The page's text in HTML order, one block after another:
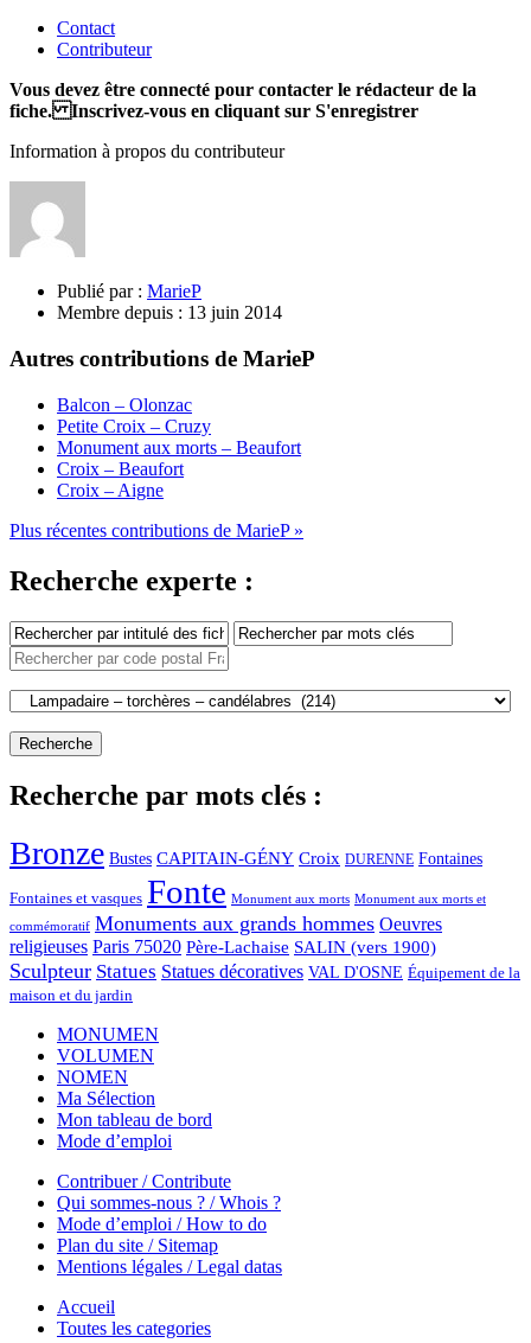
Contact
Contributeur
Vous devez être connecté pour contacter le rédacteur de la
fiche. Inscrivez-vous en cliquant sur S'enregistrer
Information à propos du contributeur
Publié par : MarieP
Membre depuis : 13 juin 2014
Autres contributions de MarieP
Balcon – Olonzac
Petite Croix – Cruzy
Monument aux morts – Beaufort
Croix – Beaufort
Croix – Aigne
Plus récentes contributions de MarieP »
Recherche experte :
Recherche par mots clés :
Bronze Bustes CAPITAIN-GÉNY Croix DURENNE Fontaines
Fontaines et vasques Fonte Monument aux morts Monument aux morts et
commémoratif Monuments aux grands hommes Oeuvres
religieuses Paris 75020 Père-Lachaise SALIN (vers 1900)
Sculpteur Statues Statues décoratives VAL D'OSNE Équipement de la
maison et du jardin
MONUMEN
VOLUMEN
NOMEN
Ma Sélection
Mon tableau de bord
Mode d’emploi
Contribuer / Contribute
Qui sommes-nous ? / Whois ?
Mode d’emploi / How to do
Plan du site / Sitemap
Mentions légales / Legal datas
Accueil
Toutes les categories